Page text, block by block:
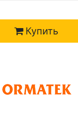
Купить